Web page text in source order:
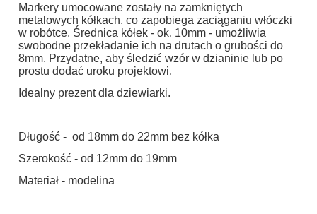
Markery umocowane zostały na zamkniętych
metalowych kółkach, co zapobiega zaciąganiu włóczki
w robótce. Średnica kółek - ok. 10mm - umożliwia
swobodne przekładanie ich na drutach o grubości do
8mm. Przydatne, aby śledzić wzór w dzianinie lub po
prostu dodać uroku projektowi.
Idealny prezent dla dziewiarki.
Długość - od 18mm do 22mm bez kółka
Szerokość - od 12mm do 19mm
Materiał - modelina